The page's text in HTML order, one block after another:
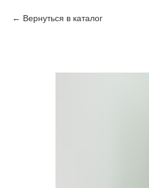
Вернуться в каталог